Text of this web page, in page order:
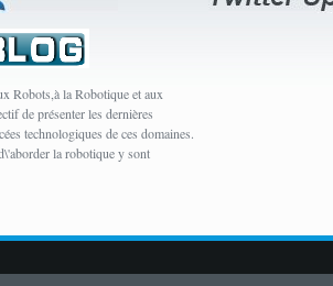
Robots,à la Robotique et aux
de présenter les dernières
technologiques de ces domaines.
la robotique y sont